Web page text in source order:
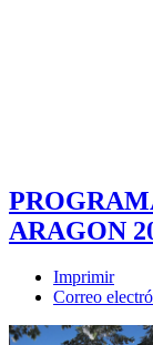
ARAGON
Imprimir
Correo